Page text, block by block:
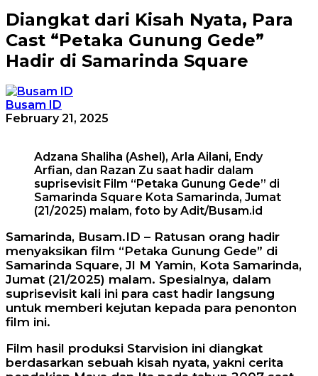
Diangkat dari Kisah Nyata, Para
Cast “Petaka Gunung Gede”
Hadir di Samarinda Square
Busam ID
February 21, 2025
Adzana Shaliha (Ashel), Arla Ailani, Endy
Arfian, dan Razan Zu saat hadir dalam
suprisevisit Film “Petaka Gunung Gede” di
Samarinda Square Kota Samarinda, Jumat
(21/2025) malam, foto by Adit/Busam.id
Samarinda, Busam.ID – Ratusan orang hadir
menyaksikan film “Petaka Gunung Gede” di
Samarinda Square, Jl M Yamin, Kota Samarinda,
Jumat (21/2025) malam. Spesialnya, dalam
suprisevisit kali ini para cast hadir langsung
untuk memberi kejutan kepada para penonton
film ini.
Film hasil produksi Starvision ini diangkat
berdasarkan sebuah kisah nyata, yakni cerita